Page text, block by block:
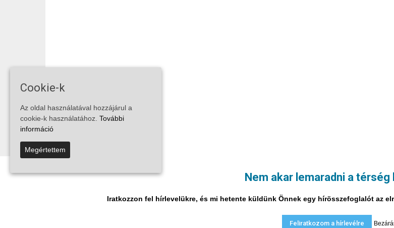
Nem akar lemaradni a térség
Iratkozzon fel hírlevelükre, és mi hetente küldünk Önnek egy hírösszefoglalót az
Feliratkozom a hírlevélre
Cookie-k
Az oldal használatával hozzájárul a
cookie-k használatához. További
információ
Megértettem